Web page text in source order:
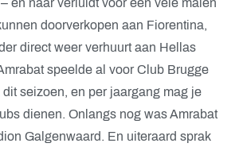
en naar verluidt voor een vele malen
doorverkopen aan Fiorentina,
direct weer verhuurt aan Hellas
speelde al voor Club Brugge
seizoen, en per jaargang mag je
dienen. Onlangs nog was Amrabat
Galgenwaard. En uiteraard sprak